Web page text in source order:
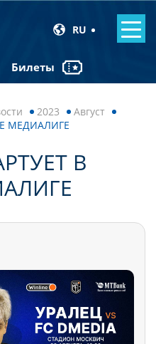
RU
Билеты
2023
Август
МЕДИАЛИГЕ
В